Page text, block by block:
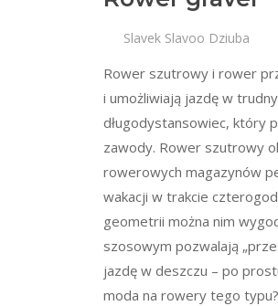
Slavek Slavoo Dziuba
Rower szutrowy i rower
i umożliwiają jazdę w
długodystansowiec, który
zawody. Rower szutrowy
rowerowych magazynów
wakacji w trakcie
geometrii można nim
szosowym pozwalają
jazdę w deszczu – po
moda na rowery tego